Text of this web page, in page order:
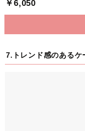
￥6,050
7.トレンド感のあるケ